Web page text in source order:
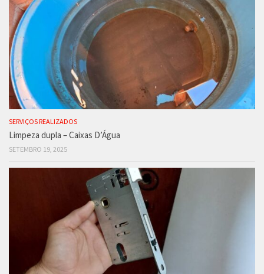
SERVIÇOS REALIZADOS
Limpeza dupla – Caixas D’Água
SETEMBRO 19, 2025